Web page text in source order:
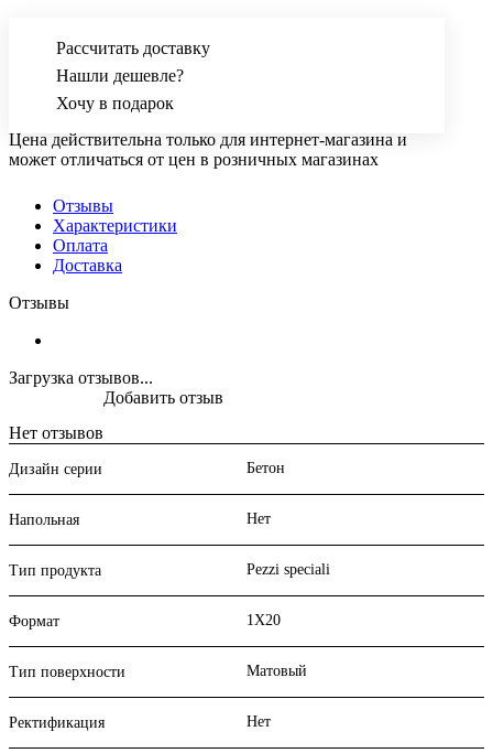
Рассчитать доставку
Нашли дешевле?
Хочу в подарок
Цена действительна только для интернет-магазина и
может отличаться от цен в розничных магазинах
Отзывы
Характеристики
Оплата
Доставка
Отзывы
Загрузка отзывов...
Нет отзывов
Добавить отзыв
Дизайн серии Бетон
Напольная Нет
Тип продукта Pezzi speciali
Формат 1X20
Тип поверхности Матовый
Ректификация Нет